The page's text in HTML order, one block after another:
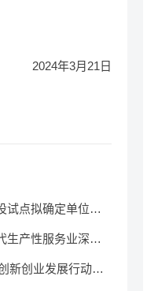
2024年3月21日
试点拟确定单位的
生产性服务业深度
新创业发展行动方